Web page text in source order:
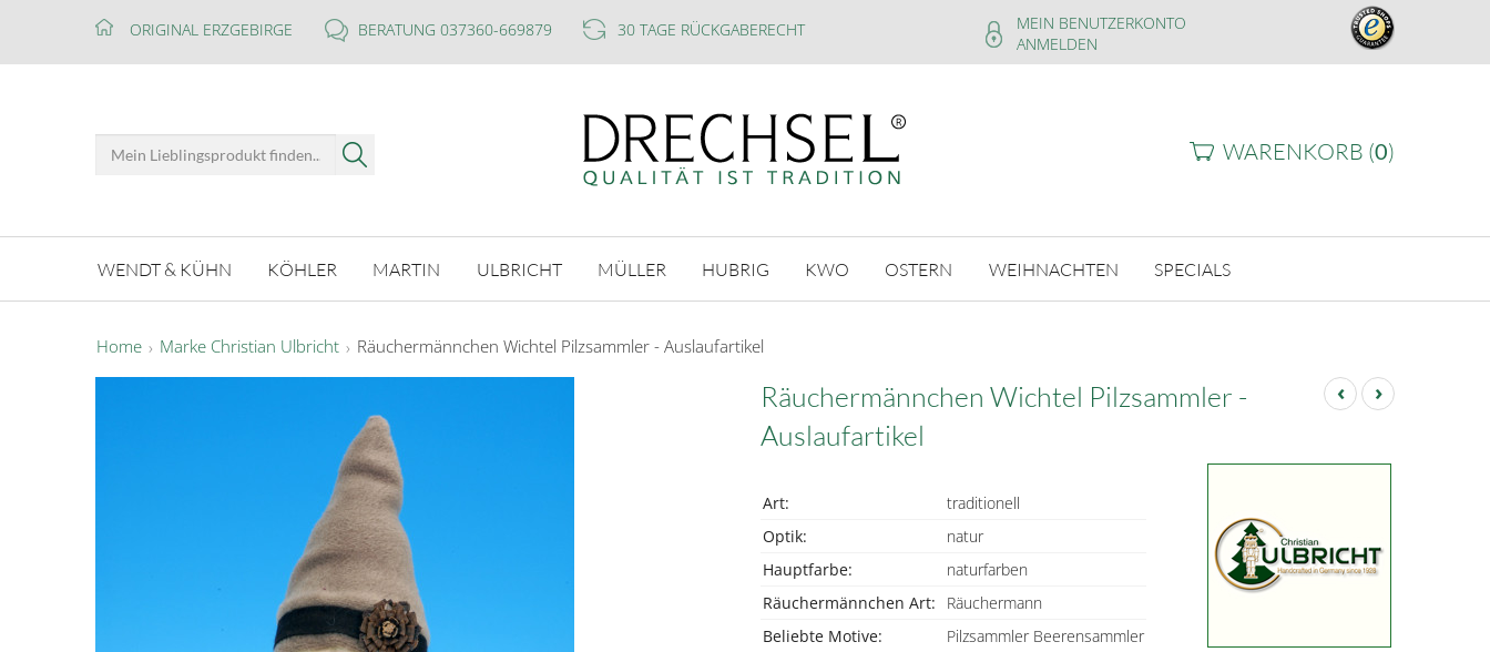
ORIGINAL ERZGEBIRGE BERATUNG 037360-669879 30 TAGE RÜCKGABERECHT
MEIN BENUTZERKONTO
ANMELDEN
WARENKORB (0)
WENDT & KÜHN KÖHLER MARTIN ULBRICHT MÜLLER HUBRIG KWO OSTERN WEIHNACHTEN SPECIALS
Home Marke Christian Ulbricht Räuchermännchen Wichtel Pilzsammler - Auslaufartikel
‹ ›
Räuchermännchen Wichtel Pilzsammler -
Auslaufartikel
Art:
traditionell
Optik:
natur
Hauptfarbe:
naturfarben
Räuchermännchen Art:
Räuchermann
Beliebte Motive:
Pilzsammler Beerensammler